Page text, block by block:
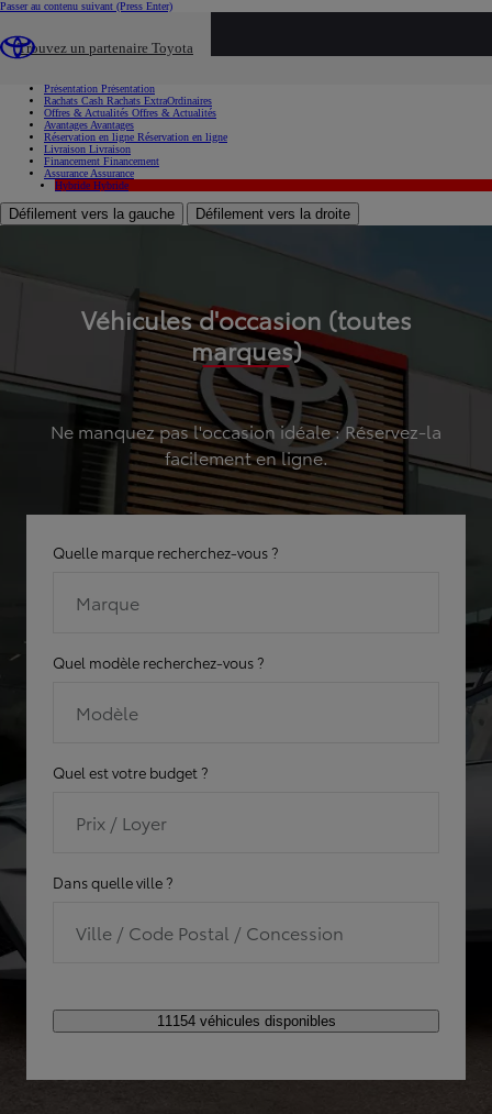
Passer au contenu suivant (Press Enter)
Trouvez un partenaire Toyota
Présentation Présentation
Rachats Cash Rachats ExtraOrdinaires
Offres & Actualités Offres & Actualités
Avantages Avantages
Réservation en ligne Réservation en ligne
Livraison Livraison
Financement Financement
Assurance Assurance
Hybride Hybride
Défilement vers la gauche Défilement vers la droite
Véhicules d'occasion (toutes
marques)
Ne manquez pas l'occasion idéale : Réservez-la
facilement en ligne.
Quelle marque recherchez-vous ?
Marque
Quel modèle recherchez-vous ?
Modèle
Quel est votre budget ?
Prix / Loyer
Dans quelle ville ?
Ville / Code Postal / Concession
11154 véhicules disponibles